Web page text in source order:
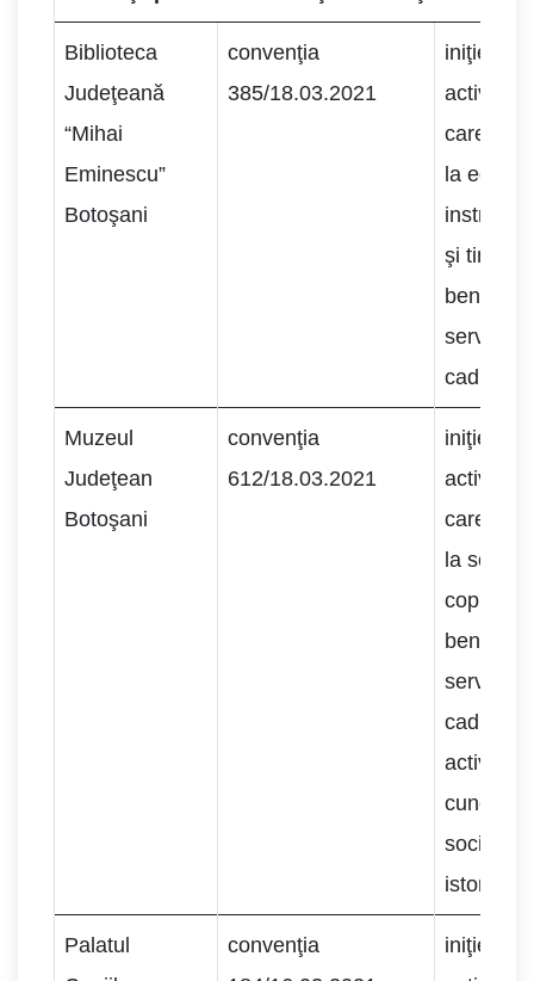
Biblioteca
Judeţeană
“Mihai
Eminescu”
Botoşani
convenţia
385/18.03.2021
iniţierea
activităţi
care să
la
şi
servicii
cadrul
Muzeul
Judeţean
Botoşani
convenţia
612/18.03.2021
iniţierea
activităţi
care să
la
copiilor
servicii
cadrul
activităţi
istoriei
Palatul
convenţia
iniţierea